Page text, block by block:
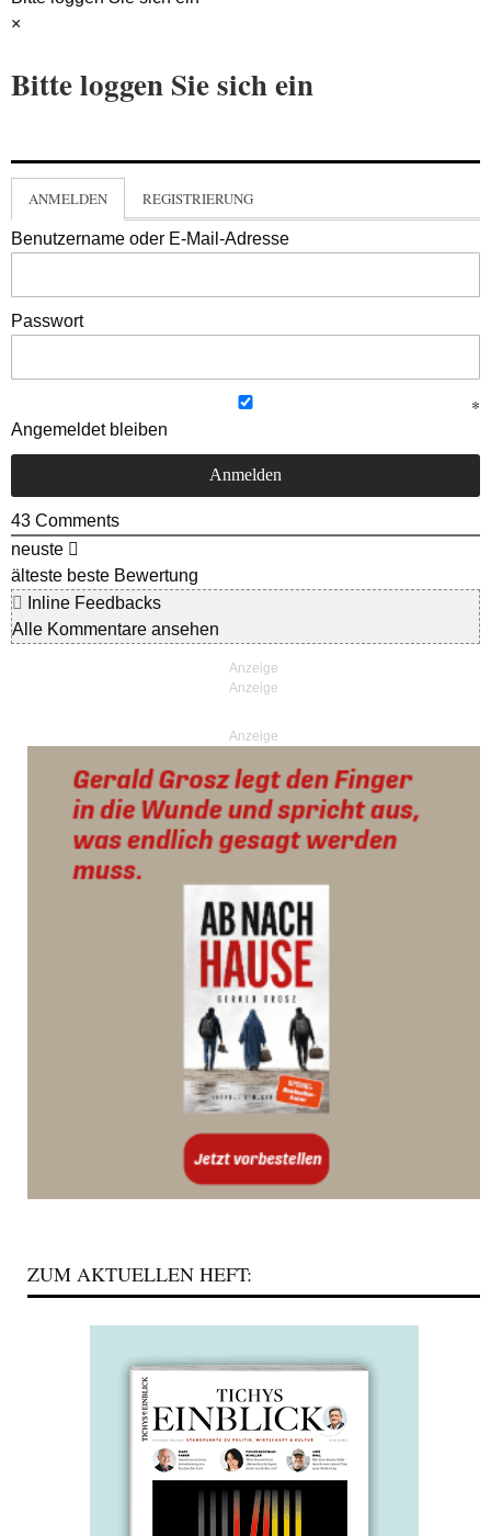
×
Bitte loggen Sie sich ein
ANMELDEN REGISTRIERUNG
Benutzername oder E-Mail-Adresse
Passwort
Angemeldet bleiben
43 Comments
neuste
älteste beste Bewertung
Inline Feedbacks
Alle Kommentare ansehen
Anzeige
ZUM AKTUELLEN HEFT: